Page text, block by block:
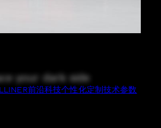
前沿科技个性化定制 技术参数
your dark side